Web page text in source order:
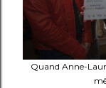
Quand Anne-